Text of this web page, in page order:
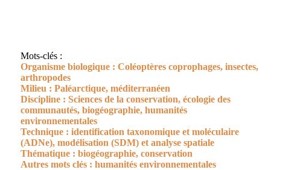
Mots-clés :
Organisme biologique : Coléoptères coprophages, insectes,
arthropodes
Milieu : Paléarctique, méditerranéen
Discipline : Sciences de la conservation, écologie des
communautés, biogéographie, humanités
environnementales
Technique : identification taxonomique et moléculaire
(ADNe), modélisation (SDM) et analyse spatiale
Thématique : biogéographie, conservation
Autres mots clés : humanités environnementales